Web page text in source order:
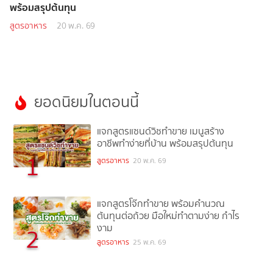
พร้อมสรุปต้นทุน
สูตรอาหาร 20 พ.ค. 69
ยอดนิยมในตอนนี้
1
แจกสูตรแซนด์วิชทำขาย เมนูสร้าง
อาชีพทำง่ายที่บ้าน พร้อมสรุปต้นทุน
สูตรอาหาร 20 พ.ค. 69
2
แจกสูตรโจ๊กทำขาย พร้อมคำนวณ
ต้นทุนต่อถ้วย มือใหม่ทำตามง่าย กำไร
งาม
สูตรอาหาร 25 พ.ค. 69